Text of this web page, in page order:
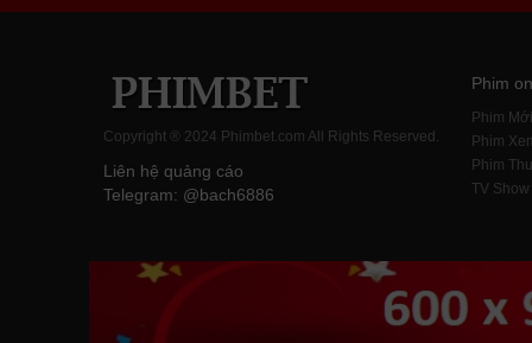
Copyright ® 2024 Phimbet.com All Rights Reserved.
Liên hệ quảng cáo
Telegram: @bach6886
Phim
Phim Mới
Phim
Phim
TV Show